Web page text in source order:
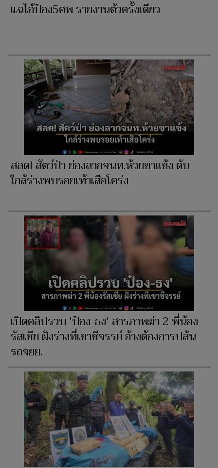
แฉไอ้ป๋อง5ศพ รายงานตัวครั้งเดียว
สลด! สัตว์ป่า ย่องลากจนท.ห้วยขาแข้ง ดับ
ใกล้ร่างพบรอยเท้าเสือโคร่ง
เปิดคลิปรวบ 'ป๋อง-ธง' สารภาพฆ่า 2 พี่น้อง
รัสเซีย ฝังร่างที่เขาชีจรรย์ อ้างต้องการปล้น
รถจยย.